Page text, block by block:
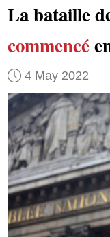
La bataille
commencé
4 May 2022